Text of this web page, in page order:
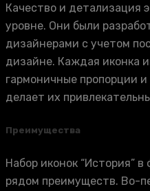
Качество и детализация
уровне. Они были
дизайнерами с учетом
дизайне. Каждая иконка
гармоничные пропорции
делает их
Преимущества
Набор иконок “История”
рядом преимуществ. Во-